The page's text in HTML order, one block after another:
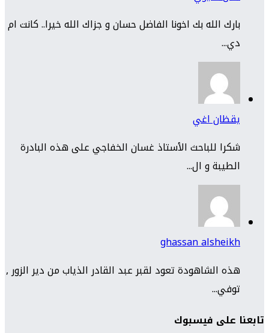
بارك الله بك اخونا الفاضل حسان و جزاك الله خيرا.. كانت ام
دي...
يقظان اغي
شكرا للباحث الأستاذ غسان الخفاجي على هذه البادرة
الطيبة و ال...
ghassan alsheikh
هذه الشاهودة تعود لقبر عبد القادر الذياب من دير الزور ,
توفي...
تابعنا على فيسبوك